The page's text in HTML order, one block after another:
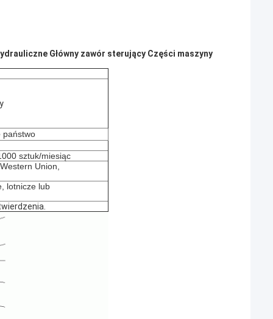
Główny zawór sterujący Części maszyny
państwo
sztuk/miesiąc
Union,
lotnicze lub